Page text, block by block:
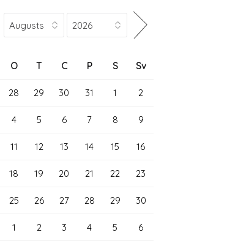
O T C P S Sv
28 29 30 31 1 2
4 5 6 7 8 9
11 12 13 14 15 16
18 19 20 21 22 23
25 26 27 28 29 30
1 2 3 4 5 6